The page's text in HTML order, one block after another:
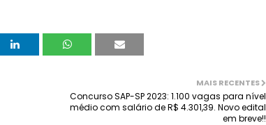
MAIS RECENTES
Concurso SAP-SP 2023: 1.100 vagas para nível
médio com salário de R$ 4.301,39. Novo edital
em breve!!